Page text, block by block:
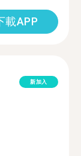
載APP
新加入